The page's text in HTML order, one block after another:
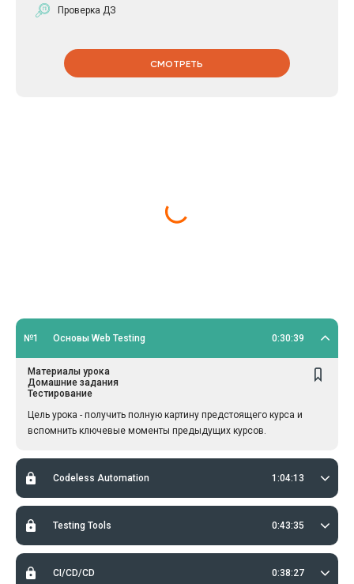
плоскостях, понимать такие техники оценивания, как
pocker, цифры Фибоначчи).
Проверка ДЗ
СМОТРЕТЬ
№1 Основы Web Testing 0:30:39
Материалы урока
Домашние задания
Тестирование
Цель урока - получить полную картину предстоящего курса и
вспомнить ключевые моменты предыдущих курсов.
Codeless Automation 1:04:13
Testing Tools 0:43:35
CI/CD/CD 0:38:27